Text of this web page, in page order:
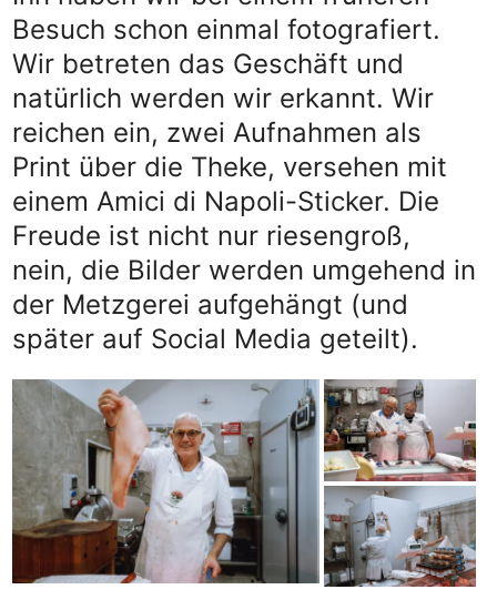
Besuch schon einmal fotografiert.
Wir betreten das Geschäft und
natürlich werden wir erkannt. Wir
reichen ein, zwei Aufnahmen als
Print über die Theke, versehen mit
einem Amici di Napoli-Sticker. Die
Freude ist nicht nur riesengroß,
nein, die Bilder werden umgehend in
der Metzgerei aufgehängt (und
später auf Social Media geteilt).